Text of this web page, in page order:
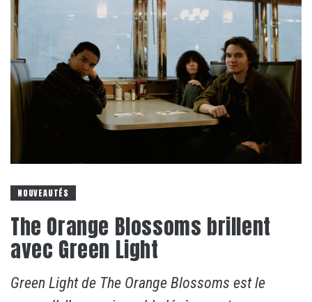
NOUVEAUTÉS
The Orange Blossoms brillent
avec Green Light
Green Light de The Orange Blossoms est le